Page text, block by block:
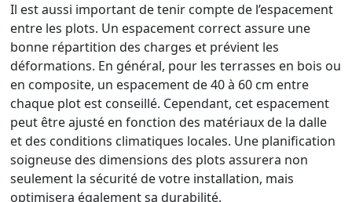
Il est aussi important de tenir compte de l’espacement
entre les plots. Un espacement correct assure une
bonne répartition des charges et prévient les
déformations. En général, pour les terrasses en bois ou
en composite, un espacement de 40 à 60 cm entre
chaque plot est conseillé. Cependant, cet espacement
peut être ajusté en fonction des matériaux de la dalle
et des conditions climatiques locales. Une planification
soigneuse des dimensions des plots assurera non
seulement la sécurité de votre installation, mais
optimisera également sa durabilité.